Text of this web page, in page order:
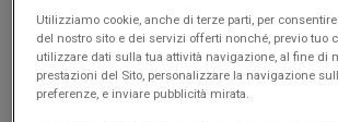
Importare da altri software
Importare da vecchie versioni
Come attivare la licenza
Uso in rete di Easyfatt
Utilizziamo cookie, anche di terze parti, per
del nostro sito e dei servizi offerti nonché, previo tuo
utilizzare dati sulla tua attività navigazione, al fine di
prestazioni del Sito, personalizzare la navigazione
preferenze, e inviare pubblicità mirata.